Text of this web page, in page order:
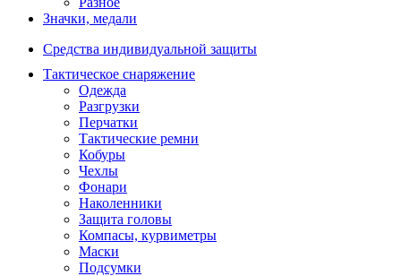
Значки, медали
Средства индивидуальной защиты
Тактическое снаряжение
Одежда
Разгрузки
Перчатки
Тактические ремни
Кобуры
Чехлы
Фонари
Наколенники
Защита головы
Компасы, курвиметры
Маски
Подсумки